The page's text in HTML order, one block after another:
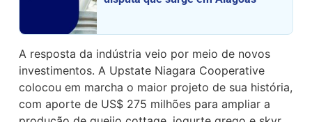
A resposta da indústria veio por meio de novos
investimentos. A Upstate Niagara Cooperative
colocou em marcha o maior projeto de sua história,
com aporte de US$ 275 milhões para ampliar a